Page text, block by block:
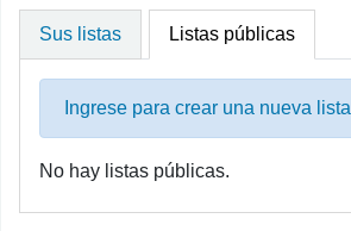
Sus listas Listas públicas
Ingrese para crear una nueva lista
No hay listas públicas.